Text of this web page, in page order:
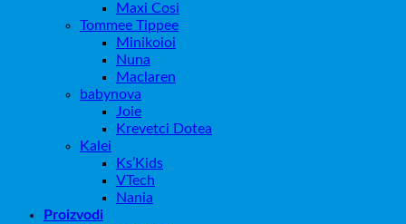
Maxi Cosi
Tommee Tippee
Minikoioi
Nuna
Maclaren
babynova
Joie
Krevetci Dotea
Kalei
Ks’Kids
VTech
Nania
Proizvodi